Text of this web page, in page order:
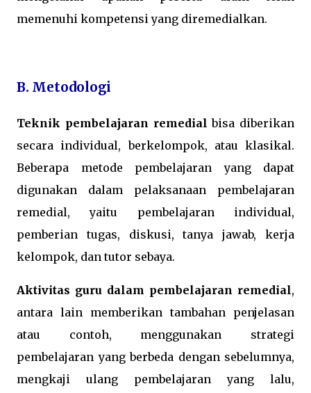
memenuhi kompetensi yang diremedialkan.
B. Metodologi
Teknik pembelajaran remedial bisa diberikan
secara individual, berkelompok, atau klasikal.
Beberapa metode pembelajaran yang dapat
digunakan dalam pelaksanaan pembelajaran
remedial, yaitu pembelajaran individual,
pemberian tugas, diskusi, tanya jawab, kerja
kelompok, dan tutor sebaya.
Aktivitas guru dalam pembelajaran remedial,
antara lain memberikan tambahan penjelasan
atau contoh, menggunakan strategi
pembelajaran yang berbeda dengan sebelumnya,
mengkaji ulang pembelajaran yang lalu,